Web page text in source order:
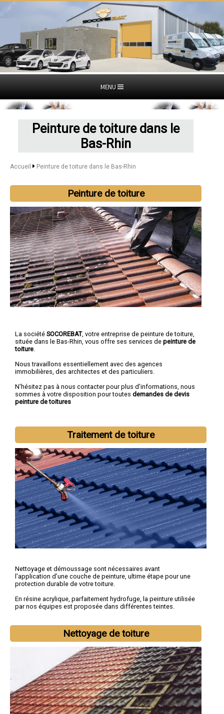
MENU
Peinture de toiture dans le
Bas-Rhin
Accueil Peinture de toiture dans le Bas-Rhin
Peinture de toiture
La société SOCOREBAT, votre entreprise de peinture de toiture,
située dans le Bas-Rhin, vous offre ses services de peinture de
toiture
Nous travaillons essentiellement avec des agences
immobilières, des architectes et des particuliers.
N'hésitez pas à nous contacter pour plus d'informations, nous
sommes à votre disposition pour toutes demandes de devis
peinture de toitures
Traitement de toiture
Nettoyage et démoussage sont nécessaires avant
l’application d’une couche de peinture, ultime étape pour une
protection durable de votre toiture.
En résine acrylique, parfaitement hydrofuge, la peinture utilisée
par nos équipes est proposée dans différentes teintes.
Nettoyage de toiture